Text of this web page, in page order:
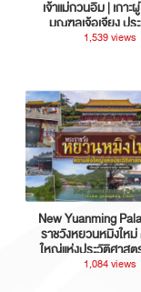
เจ้าแม่กวนอิม | เกาะ
มณฑลเจ้อเจียง ปร
1,539 views
New Yuanming
ราชวังหยวนหมิงให
ใหญ่แห่งประวัติศาส
กวางตุ้ง ประเทศ
1,084 views